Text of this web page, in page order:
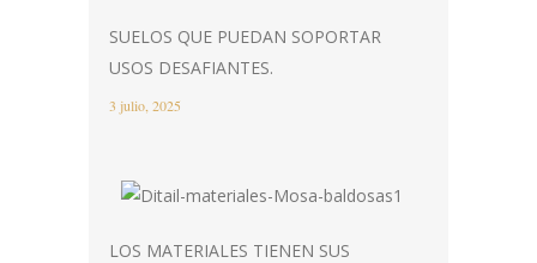
SUELOS QUE PUEDAN SOPORTAR
USOS DESAFIANTES.
3 julio, 2025
LOS MATERIALES TIENEN SUS